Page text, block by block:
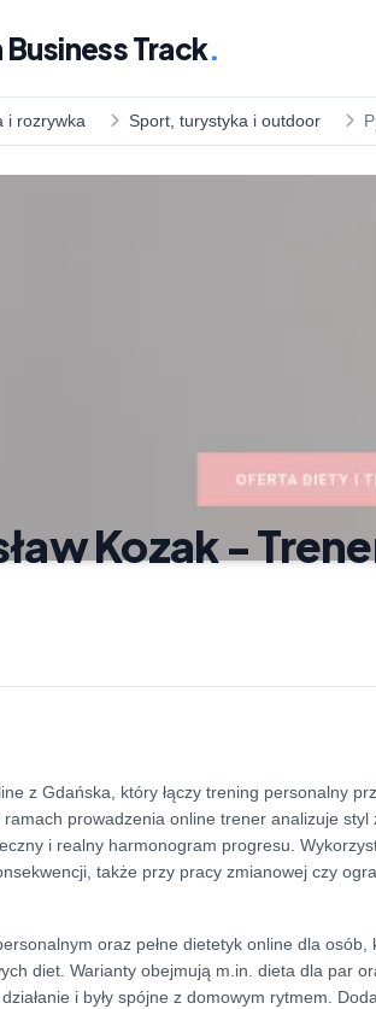
Track.
i rozrywka Sport, turystyka i outdoor
Kozak -
z Gdańska, który łączy trening personalny
prowadzenia online trener analizuje styl
i realny harmonogram progresu.
także przy pracy zmianowej czy
oraz pełne dietetyk online dla
diet. Warianty obejmują m.in. dieta dla par
i były spójne z domowym rytmem.